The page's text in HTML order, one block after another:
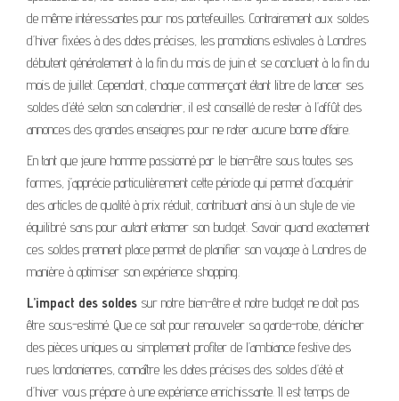
de même intéressantes pour nos portefeuilles. Contrairement aux soldes
d’hiver fixées à des dates précises, les promotions estivales à Londres
débutent généralement à la fin du mois de juin et se concluent à la fin du
mois de juillet. Cependant, chaque commerçant étant libre de lancer ses
soldes d’été selon son calendrier, il est conseillé de rester à l’affût des
annonces des grandes enseignes pour ne rater aucune bonne affaire.
En tant que jeune homme passionné par le bien-être sous toutes ses
formes, j’apprécie particulièrement cette période qui permet d’acquérir
des articles de qualité à prix réduit, contribuant ainsi à un style de vie
équilibré sans pour autant entamer son budget. Savoir quand exactement
ces soldes prennent place permet de planifier son voyage à Londres de
manière à optimiser son expérience shopping.
L’impact des soldes sur notre bien-être et notre budget ne doit pas
être sous-estimé. Que ce soit pour renouveler sa garde-robe, dénicher
des pièces uniques ou simplement profiter de l’ambiance festive des
rues londoniennes, connaître les dates précises des soldes d’été et
d’hiver vous prépare à une expérience enrichissante. Il est temps de